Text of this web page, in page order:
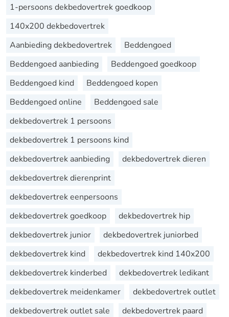
1-persoons dekbedovertrek goedkoop
140x200 dekbedovertrek
Aanbieding dekbedovertrek
Beddengoed
Beddengoed aanbieding
Beddengoed goedkoop
Beddengoed kind
Beddengoed kopen
Beddengoed online
Beddengoed sale
dekbedovertrek 1 persoons
dekbedovertrek 1 persoons kind
dekbedovertrek aanbieding
dekbedovertrek dieren
dekbedovertrek dierenprint
dekbedovertrek eenpersoons
dekbedovertrek goedkoop
dekbedovertrek hip
dekbedovertrek junior
dekbedovertrek juniorbed
dekbedovertrek kind
dekbedovertrek kind 140x200
dekbedovertrek kinderbed
dekbedovertrek ledikant
dekbedovertrek meidenkamer
dekbedovertrek outlet
dekbedovertrek outlet sale
dekbedovertrek paard